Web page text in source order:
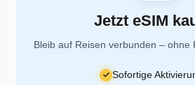
Jetzt eSIM
Bleib auf Reisen verbunden – ohne
Sofortige